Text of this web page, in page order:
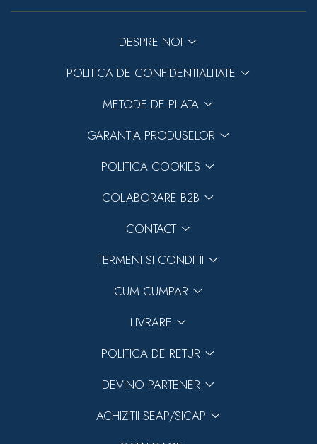
DESPRE NOI
POLITICA DE CONFIDENTIALITATE
METODE DE PLATA
GARANTIA PRODUSELOR
POLITICA COOKIES
COLABORARE B2B
CONTACT
TERMENI SI CONDITII
CUM CUMPAR
LIVRARE
POLITICA DE RETUR
DEVINO PARTENER
ACHIZITII SEAP/SICAP